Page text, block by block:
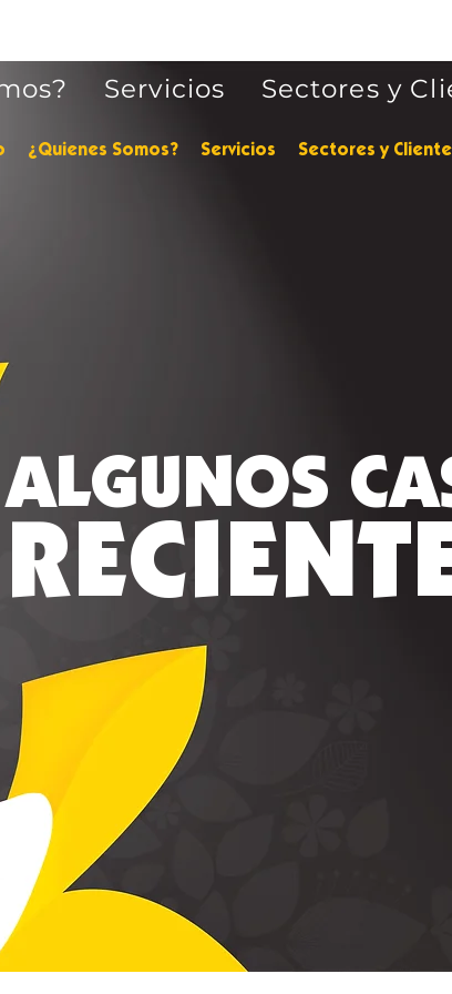
Servicios Sectores y
¿Quienes Somos? Servicios Sectores y
ALGUNOS